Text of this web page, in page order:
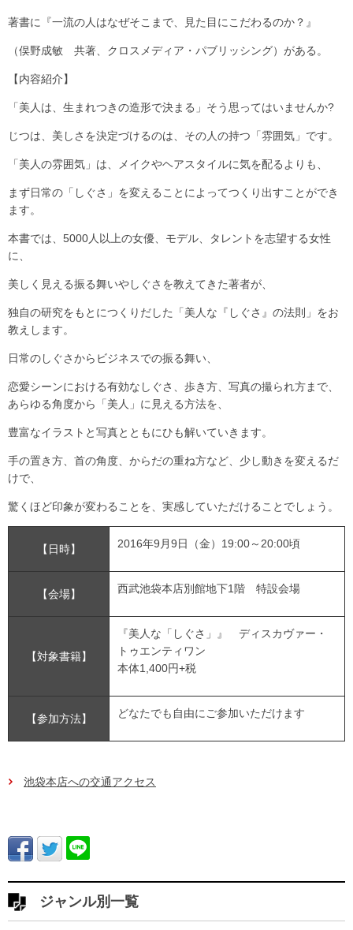
著書に『一流の人はなぜそこまで、見た目にこだわるのか？』
（俣野成敏 共著、クロスメディア・パブリッシング）がある。
【内容紹介】
「美人は、生まれつきの造形で決まる」そう思ってはいませんか?
じつは、美しさを決定づけるのは、その人の持つ「雰囲気」です。
「美人の雰囲気」は、メイクやヘアスタイルに気を配るよりも、
まず日常の「しぐさ」を変えることによってつくり出すことができ
ます。
本書では、5000人以上の女優、モデル、タレントを志望する女性
に、
美しく見える振る舞いやしぐさを教えてきた著者が、
独自の研究をもとにつくりだした「美人な『しぐさ』の法則」をお
教えします。
日常のしぐさからビジネスでの振る舞い、
恋愛シーンにおける有効なしぐさ、歩き方、写真の撮られ方まで、
あらゆる角度から「美人」に見える方法を、
豊富なイラストと写真とともにひも解いていきます。
手の置き方、首の角度、からだの重ね方など、少し動きを変えるだ
けで、
驚くほど印象が変わることを、実感していただけることでしょう。
【日時】 2016年9月9日（金）19:00～20:00頃
【会場】 西武池袋本店別館地下1階 特設会場
【対象書籍】
『美人な「しぐさ」』 ディスカヴァー・
トゥエンティワン
本体1,400円+税
【参加方法】 どなたでも自由にご参加いただけます
池袋本店への交通アクセス
ジャンル別一覧